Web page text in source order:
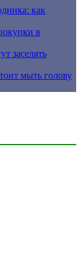
как
в
заселять
мыть голову